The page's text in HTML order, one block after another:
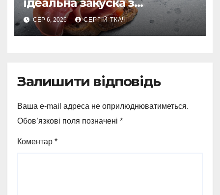
характером
СЕР 6, 2026 СЕРГІЙ ТКАЧ
Залишити відповідь
Ваша e-mail адреса не оприлюднюватиметься.
Обов’язкові поля позначені *
Коментар *